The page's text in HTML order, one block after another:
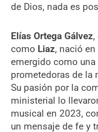
de Dios, nada es
Elías Ortega Gálvez
como Liaz, nació en
emergido como
prometedoras de la
Su pasión por la
ministerial lo
musical en 2023,
un mensaje de fe y